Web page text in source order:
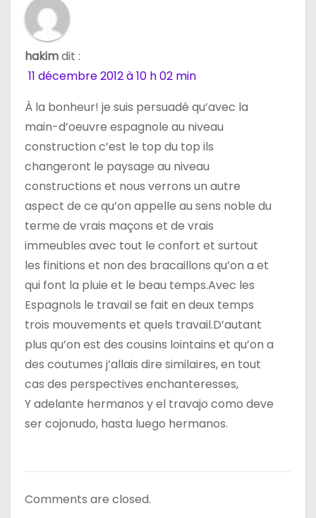
e
a
r
t
c
e
hakimdit :
11 décembre 2012 à 10 h 02 min
À la bonheur! je suis persuadé qu’avec la
main-d’oeuvre espagnole au niveau
construction c’est le top du top ils
changeront le paysage au niveau
constructions et nous verrons un autre
aspect de ce qu’on appelle au sens noble du
terme de vrais maçons et de vrais
immeubles avec tout le confort et surtout
les finitions et non des bracaillons qu’on a et
qui font la pluie et le beau temps.Avec les
Espagnols le travail se fait en deux temps
trois mouvements et quels travail.D’autant
plus qu’on est des cousins lointains et qu’on a
des coutumes j’allais dire similaires, en tout
cas des perspectives enchanteresses,
Y adelante hermanos y el travajo como deve
ser cojonudo, hasta luego hermanos.
Comments are closed.